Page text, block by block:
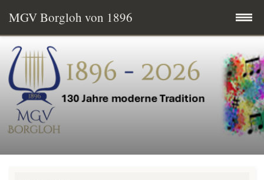
MGV Borgloh von 1896
Zum
Inhalt
springen
Startseite
Termine
MGV aktuell
Wissenswertes